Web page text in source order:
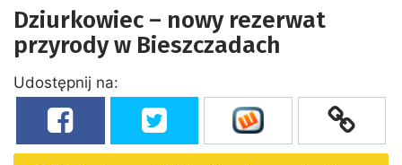
Dziurkowiec – nowy rezerwat
przyrody w Bieszczadach
Udostępnij na: